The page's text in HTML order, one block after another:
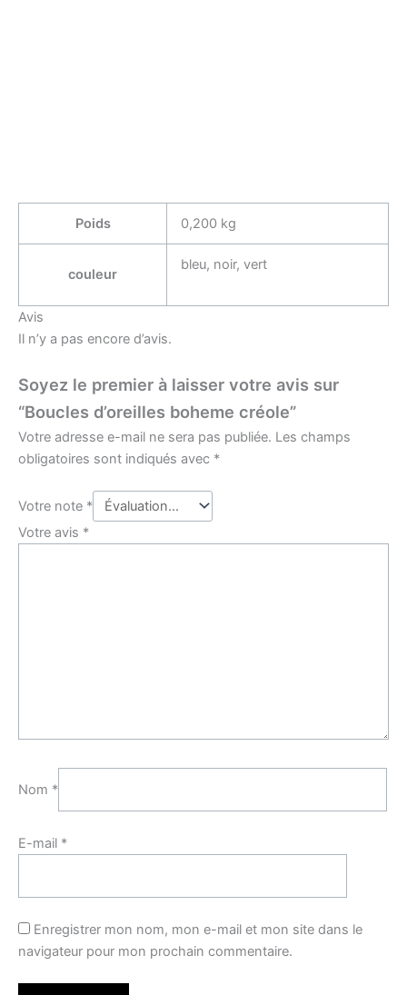
Poids 0,200 kg
couleur
bleu, noir, vert
Avis
Il n’y a pas encore d’avis.
Soyez le premier à laisser votre avis sur
“Boucles d’oreilles boheme créole”
Votre adresse e-mail ne sera pas publiée. Les champs
obligatoires sont indiqués avec *
Votre note *
Votre avis *
Nom *
E-mail *
Enregistrer mon nom, mon e-mail et mon site dans le
navigateur pour mon prochain commentaire.